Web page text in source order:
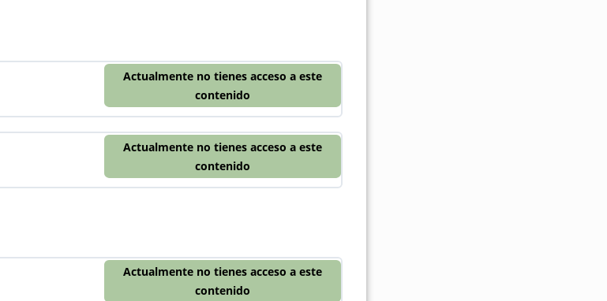
Actualmente no tienes acceso a este
contenido
Actualmente no tienes acceso a este
contenido
Actualmente no tienes acceso a este
contenido